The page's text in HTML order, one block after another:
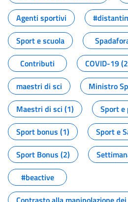
Agenti sportivi
Sport e scuola
Contributi
COVID-19
maestri di sci
Ministro
Maestri di sci (1)
Sport
Sport bonus (1)
Sport e
Sport Bonus (2)
#beactive